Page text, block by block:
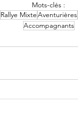
Mots-clés :
Rallye MixteAventurières
Accompagnants